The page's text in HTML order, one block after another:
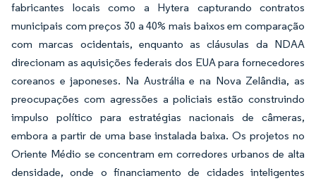
fabricantes locais como a Hytera capturando contratos
municipais com preços 30 a 40% mais baixos em comparação
com marcas ocidentais, enquanto as cláusulas da NDAA
direcionam as aquisições federais dos EUA para fornecedores
coreanos e japoneses. Na Austrália e na Nova Zelândia, as
preocupações com agressões a policiais estão construindo
impulso político para estratégias nacionais de câmeras,
embora a partir de uma base instalada baixa. Os projetos no
Oriente Médio se concentram em corredores urbanos de alta
densidade, onde o financiamento de cidades inteligentes